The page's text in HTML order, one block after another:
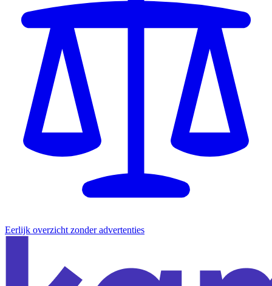
Eerlijk overzicht zonder advertenties